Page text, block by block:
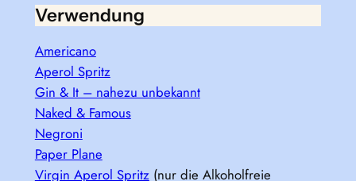
Verwendung
Americano
Aperol Spritz
Gin & It – nahezu unbekannt
Naked & Famous
Negroni
Paper Plane
Virgin Aperol Spritz(nur die Alkoholfreie